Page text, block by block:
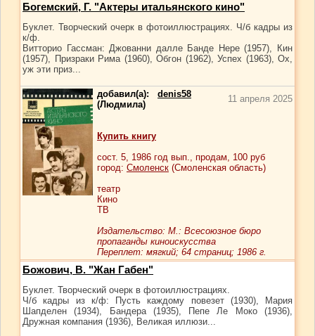
Богемский, Г. "Актеры итальянского кино"
Буклет. Творческий очерк в фотоиллюстрациях. Ч/б кадры из
к/ф.
Витторио Гассман: Джованни далле Банде Нере (1957), Кин
(1957), Призраки Рима (1960), Обгон (1962), Успех (1963), Ох,
уж эти приз...
добавил(а): denis58
(Людмила)
11 апреля 2025
Купить книгу
сост. 5, 1986 год вып., продам, 100 руб
город: Смоленск (Смоленская область)
театр
Кино
ТВ
Издательство: М.: Всесоюзное бюро
пропаганды киноискусства
Переплет: мягкий; 64 страниц; 1986 г.
Божович, В. "Жан Габен"
Буклет. Творческий очерк в фотоиллюстрациях.
Ч/б кадры из к/ф: Пусть каждому повезет (1930), Мария
Шапделен (1934), Бандера (1935), Пепе Ле Моко (1936),
Дружная компания (1936), Великая иллюзи...